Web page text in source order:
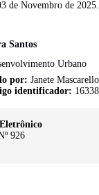
de Novembro de 2025.
Santos
Urbano
por: Janete Mascarello
identificador: 16338
926